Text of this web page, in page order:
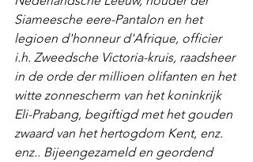
Siameesche eere-Pantalon en het
legioen d'honneur d'Afrique, officier
i.h. Zweedsche Victoria-kruis, raadsheer
in de orde der millioen olifanten en het
witte zonnescherm van het koninkrijk
Eli-Prabang, begiftigd met het gouden
zwaard van het hertogdom Kent, enz.
enz.. Bijeengezameld en geordend